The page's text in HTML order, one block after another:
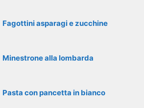
Fagottini asparagi e zucchine
Minestrone alla lombarda
Pasta con pancetta in bianco